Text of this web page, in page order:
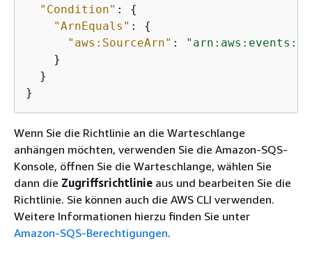
"Condition" : {
"ArnEquals" : {
"aws:SourceArn" : "arn:aws:events:
    }
  }
}
Wenn Sie die Richtlinie an die Warteschlange
anhängen möchten, verwenden Sie die Amazon-SQS-
Konsole, öffnen Sie die Warteschlange, wählen Sie
dann die Zugriffsrichtlinie aus und bearbeiten Sie die
Richtlinie. Sie können auch die AWS CLI verwenden.
Weitere Informationen hierzu finden Sie unter
Amazon-SQS-Berechtigungen.